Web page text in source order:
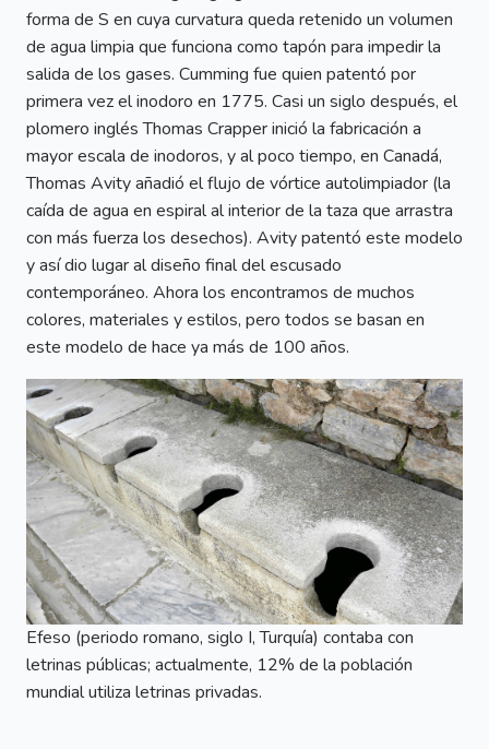
forma de S en cuya curvatura queda retenido un volumen
de agua limpia que funciona como tapón para impedir la
salida de los gases. Cumming fue quien patentó por
primera vez el inodoro en 1775. Casi un siglo después, el
plomero inglés Thomas Crapper inició la fabricación a
mayor escala de inodoros, y al poco tiempo, en Canadá,
Thomas Avity añadió el flujo de vórtice autolimpiador (la
caída de agua en espiral al interior de la taza que arrastra
con más fuerza los desechos). Avity patentó este modelo
y así dio lugar al diseño final del escusado
contemporáneo. Ahora los encontramos de muchos
colores, materiales y estilos, pero todos se basan en
este modelo de hace ya más de 100 años.
Efeso (periodo romano, siglo I, Turquía) contaba con
letrinas públicas; actualmente, 12% de la población
mundial utiliza letrinas privadas.